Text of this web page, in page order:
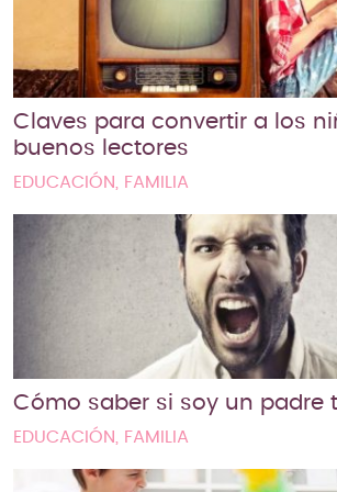
Claves para convertir a los
buenos lectores
EDUCACIÓN, FAMILIA
Cómo saber si soy un padre
EDUCACIÓN, FAMILIA